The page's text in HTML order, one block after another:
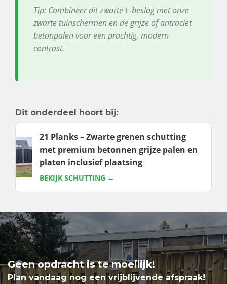
Tip: Combineer dit zwarte L-beslag met onze
zwarte tuinschermen en de grijze of antraciet
betonpalen voor een prachtig, modern
contrast.
Dit onderdeel hoort bij:
21 Planks – Zwarte grenen schutting
met premium betonnen grijze palen en
platen inclusief plaatsing
BEKIJK SCHUTTING →
Geen opdracht is te moeilijk!
Plan vandaag nog een vrijblijvende afspraak!